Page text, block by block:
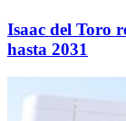
Isaac del Toro
hasta 2031